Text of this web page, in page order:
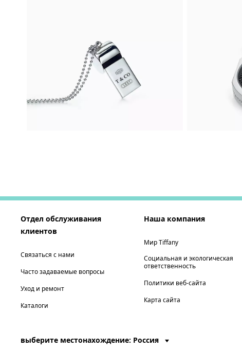
Отдел обслуживания
клиентов
Связаться с нами
Часто задаваемые вопросы
Уход и ремонт
Каталоги
Наша компания
Мир Tiffany
Социальная и экологическая
ответственность
Политики веб-сайта
Карта сайта
выберите местонахождение: Россия